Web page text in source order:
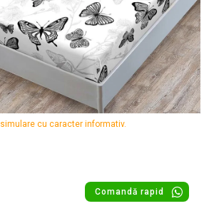
cu caracter informativ.
Comandă rapid